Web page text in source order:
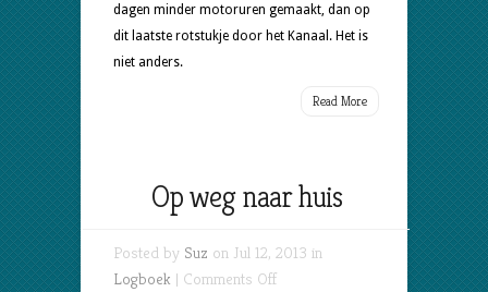
dagen minder motoruren gemaakt, dan op
dit laatste rotstukje door het Kanaal. Het is
niet anders.
Read More
Op weg naar huis
Posted by Suz on Jul 12, 2013 in
Logboek | Comments Offon